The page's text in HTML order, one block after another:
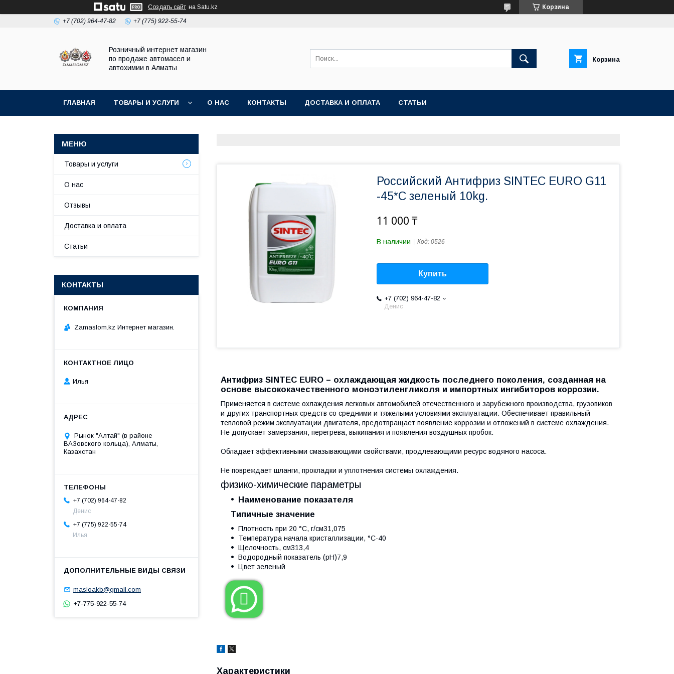
Создать сайт на Satu.kz Корзина
+7 (702) 964-47-82 +7 (775) 922-55-74
Розничный интернет магазин
по продаже автомасел и
автохимии в Алматы
Корзина
ГЛАВНАЯ ТОВАРЫ И УСЛУГИ О НАС КОНТАКТЫ ДОСТАВКА И ОПЛАТА СТАТЬИ
Российский Антифриз SINTEC EURO G11
-45*С зеленый 10kg.
11 000 ₸
В наличии Код: 0526
Купить
+7 (702) 964-47-82
Денис
Антифриз SINTEC EURO – охлаждающая жидкость последнего поколения, созданная на
основе высококачественного моноэтиленгликоля и импортных ингибиторов коррозии.
Применяется в системе охлаждения легковых автомобилей отечественного и зарубежного производства, грузовиков
и других транспортных средств со средними и тяжелыми условиями эксплуатации. Обеспечивает правильный
тепловой режим эксплуатации двигателя, предотвращает появление коррозии и отложений в системе охлаждения.
Не допускает замерзания, перегрева, выкипания и появления воздушных пробок.
Обладает эффективными смазывающими свойствами, продлевающими ресурс водяного насоса.
Не повреждает шланги, прокладки и уплотнения системы охлаждения.
физико-химические параметры
Наименование показателя
Типичные значение
Плотность при 20 °C, г/см31,075
Температура начала кристаллизации, °C-40
Щелочность, см313,4
Водородный показатель (рН)7,9
Цвет зеленый

Характеристики
Товары и услуги
О нас
Отзывы
Доставка и оплата
Статьи
КОНТАКТЫ
Zamaslom.kz Интернет магазин.
Илья
Рынок "Алтай" (в районе
ВАЗовского кольца), Алматы,
Казахстан
+7 (702) 964-47-82
Денис
+7 (775) 922-55-74
Илья
masloakb@gmail.com
+7-775-922-55-74